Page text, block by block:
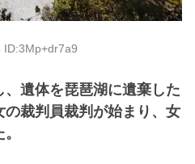
遺体を琵琶湖に遺棄した
裁判員裁判が始まり、女